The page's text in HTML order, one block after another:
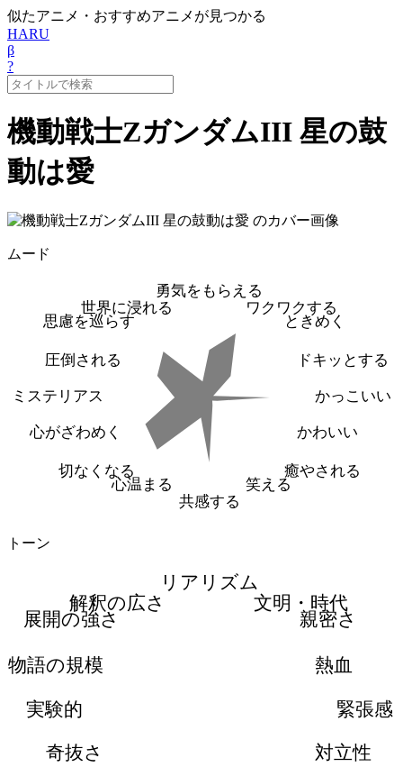
似たアニメ・おすすめアニメが見つかる
HARU
β
?
機動戦士ZガンダムIII 星の鼓
動は愛
ムード
勇気をもらえる
ワクワクする
ときめく
ドキッとする
かっこいい
かわいい
癒やされる
笑える
共感する
心温まる
切なくなる
心がざわめく
ミステリアス
圧倒される
思慮を巡らす
世界に浸れる
トーン
リアリズム
文明・時代
親密さ
熱血
緊張感
対立性
奇抜さ
実験的
物語の規模
展開の強さ
解釈の広さ